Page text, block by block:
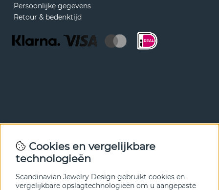
Persoonlijke gegevens
Retour & bedenktijd
Met onze nieuwsbrief ben je als eerste op de hoogte van
nieuws en aanbiedingen. Meld je hieronder aan.
VERZENDEN
Cookies en vergelijkbare
technologieën
Scandinavian Jewelry Design gebruikt cookies en
vergelijkbare opslagtechnologieën om u aangepaste